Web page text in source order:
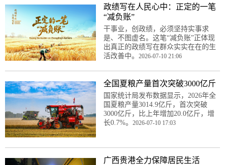
政绩写在人民心中：正定的一笔
“减负账”
干事业，创政绩，必须坚持实事求
是、不图虚名。这笔“减负账”正体现
出真正的政绩写在群众实实在在的生
活改善中。 2026-07-10 21:06
全国夏粮产量首次突破3000亿斤
国家统计局发布数据显示，2026年全
国夏粮产量3014.9亿斤，首次突破
3000亿斤，比上年增加20.0亿斤，增
长0.7%。 2026-07-10 17:03
广西贵港全力保障居民生活